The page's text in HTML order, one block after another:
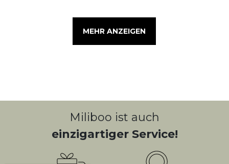
MEHR ANZEIGEN
Miliboo ist auch
einzigartiger Service!